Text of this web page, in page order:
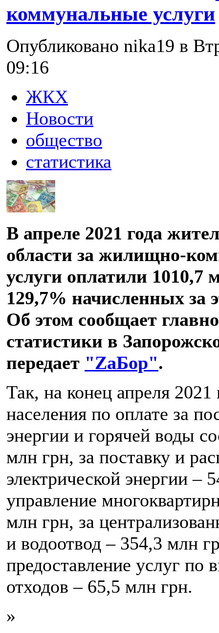
коммунальные услуги
Опубликовано nika19 в
09:16
ЖКХ
Новости
общество
статистика
В апреле 2021 года
области за жилищно-
услуги оплатили 1010,7
129,7% начисленных за
Об этом сообщает
статистики в
передает "ZаБор".
Так, на конец апреля 2021
населения по оплате за
энергии и горячей воды
млн грн, за поставку и
электрической энергии –
управление
млн грн, за
и водоотвод – 354,3 млн
предоставление услуг по
отходов – 65,5 млн грн.
»